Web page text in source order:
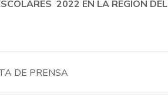
2022 EN LA REGIÓN
DE PRENSA